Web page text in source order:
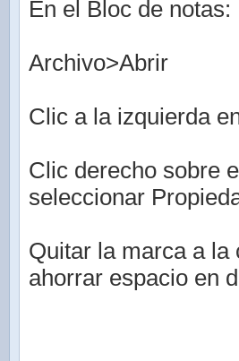
En el Bloc de notas:
Archivo>Abrir
Clic a la izquierda
Clic derecho sobre
seleccionar
Quitar la marca a
ahorrar espacio en